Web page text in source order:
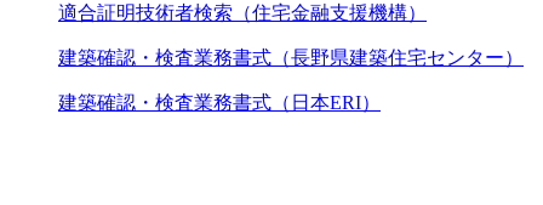
適合証明技術者検索（住宅金融支援機構）
建築確認・検査業務書式（長野県建築住宅センター）
建築確認・検査業務書式（日本ERI）